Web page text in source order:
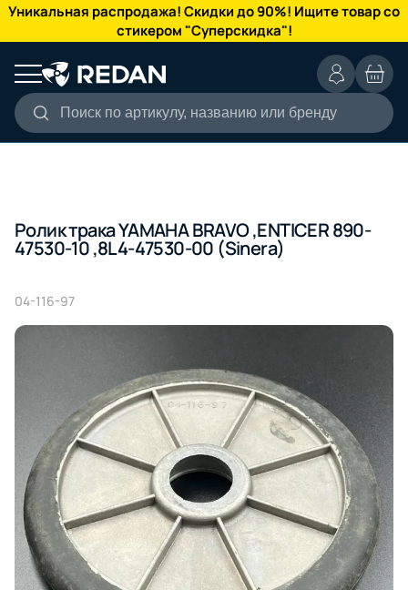
Уникальная распродажа! Скидки до 90%! Ищите товар со
стикером "Суперскидка"!
Поиск по артикулу, названию или бренду
КАТАЛОГ
Ролик трака YAMAHA BRAVO ,ENTICER 890-
47530-10 ,8L4-47530-00 (Sinera)
04-116-97